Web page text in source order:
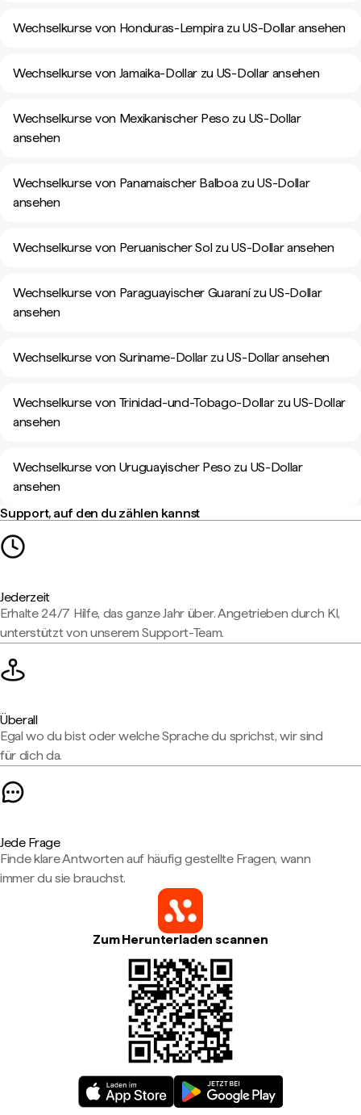
Wechselkurse von Honduras-Lempira zu US-Dollar ansehen
Wechselkurse von Jamaika-Dollar zu US-Dollar ansehen
Wechselkurse von Mexikanischer Peso zu US-Dollar
ansehen
Wechselkurse von Panamaischer Balboa zu US-Dollar
ansehen
Wechselkurse von Peruanischer Sol zu US-Dollar ansehen
Wechselkurse von Paraguayischer Guaraní zu US-Dollar
ansehen
Wechselkurse von Suriname-Dollar zu US-Dollar ansehen
Wechselkurse von Trinidad-und-Tobago-Dollar zu US-Dollar
ansehen
Wechselkurse von Uruguayischer Peso zu US-Dollar
ansehen
Support, auf den du zählen kannst
Jederzeit
Erhalte 24/7 Hilfe, das ganze Jahr über. Angetrieben durch KI,
unterstützt von unserem Support-Team.
Überall
Egal wo du bist oder welche Sprache du sprichst, wir sind
für dich da.
Jede Frage
Finde klare Antworten auf häufig gestellte Fragen, wann
immer du sie brauchst.
Zum Herunterladen scannen